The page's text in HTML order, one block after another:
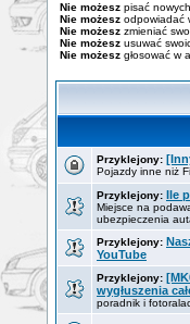
Nie możesz pisać
Nie możesz odpowiadać
Nie możesz zmieniać
Nie możesz usuwać
Nie możesz głosować w
Przyklejony:
Pojazdy inne niż
Przyklejony: Ile
Miejsce na
ubezpieczenia
Przyklejony:
YouTube
Przyklejony:
wygłuszenia
poradnik i